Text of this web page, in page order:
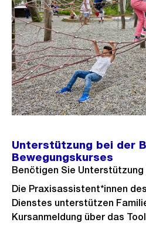
Unterstützung bei der
Bewegungskurses
Benötigen Sie Unterstützung
Die Praxisassistent*innen
Dienstes unterstützen
Kursanmeldung über das